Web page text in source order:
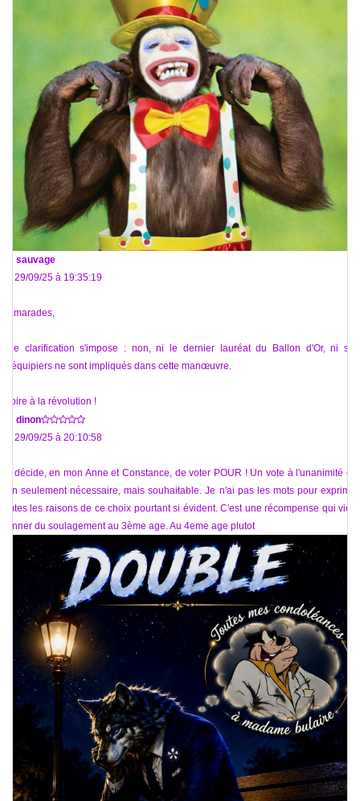
sauvage
Le 29/09/25 à 19:35:19
Camarades,
Une clarification s'impose : non, ni le dernier lauréat du Ballon d'Or, ni ses
coéquipiers ne sont impliqués dans cette manœuvre.
Gloire à la révolution !
dinon
Le 29/09/25 à 20:10:58
Je décide, en mon Anne et Constance, de voter POUR ! Un vote à l'unanimité est
non seulement nécessaire, mais souhaitable. Je n'ai pas les mots pour exprimer
toutes les raisons de ce choix pourtant si évident. C'est une récompense qui vient
donner du soulagement au 3ème age. Au 4eme age plutot